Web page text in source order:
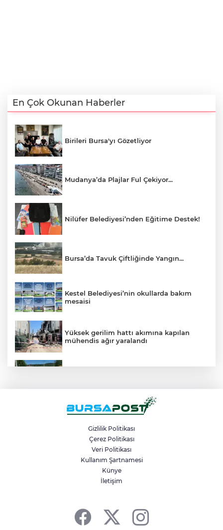
En Çok Okunan Haberler
Birileri Bursa'yı Gözetliyor
Mudanya’da Plajlar Ful Çekiyor...
Nilüfer Belediyesi’nden Eğitime Destek!
Bursa’da Tavuk Çiftliğinde Yangın...
Kestel Belediyesi’nin okullarda bakım
mesaisi
Yüksek gerilim hattı akımına kapılan
mühendis ağır yaralandı
Tarihi Mudanya hal meydanı kimlik
Bursa barajlarının doluluk oranı bir yılda
yüzde 24,9’dan yüzde 81’e yükseldi
Gizlilik Politikası
Çerez Politikası
Veri Politikası
Kullanım Şartnamesi
Künye
İletişim